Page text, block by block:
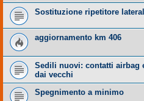
Sostituzione ripetitore
aggiornamento km 406
Sedili nuovi: contatti airbag
dai vecchi
Spegnimento a minimo